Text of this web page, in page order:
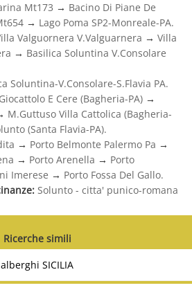
Mt173 → Bacino Di Piane De
→ Lago Poma SP2-Monreale-PA.
Valguornera V.Valguarnera → Villa
→ Basilica Soluntina V.Consolare
Soluntina-V.Consolare-S.Flavia PA.
E Cere (Bagheria-PA) →
M.Guttuso Villa Cattolica (Bagheria-
(Santa Flavia-PA).
→ Porto Belmonte Palermo Pa →
→ Porto Arenella → Porto
Imerese → Porto Fossa Del Gallo.
Solunto - citta' punico-romana
Ricerche simili
alberghi SICILIA